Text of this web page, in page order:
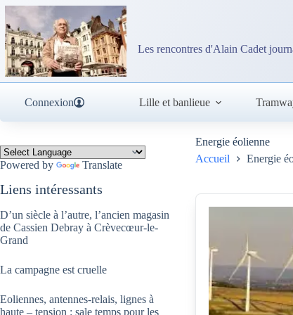
Passer
contenu
Les rencontres d'Alain Cadet
Connexion Lille et banlieue
Energie éolienne
Accueil
Energie
Powered by Translate
Liens intéressants
D’un siècle à l’autre, l’ancien magasin
de Cassien Debray à Crèvecœur-le-
Grand
La campagne est cruelle
Eoliennes, antennes-relais, lignes à
haute – tension : sale temps pour les